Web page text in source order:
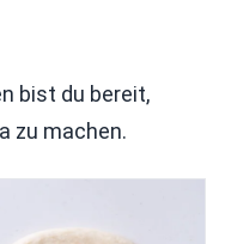
bist du bereit,
zu machen.